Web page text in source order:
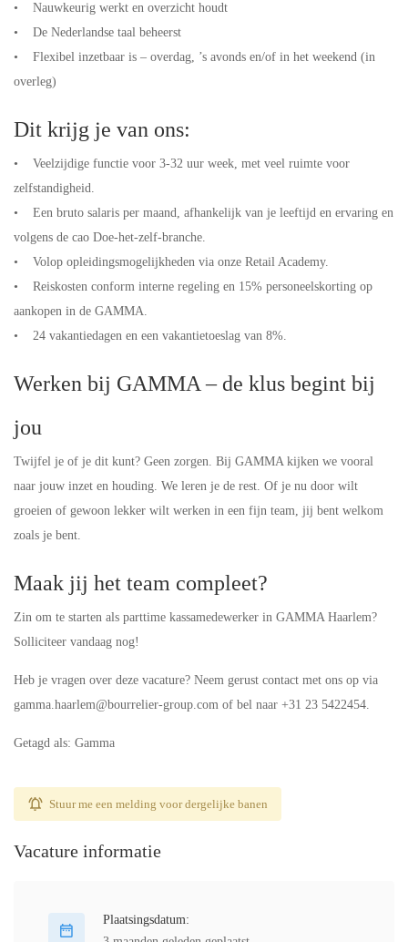
• Nauwkeurig werkt en overzicht houdt
• De Nederlandse taal beheerst
• Flexibel inzetbaar is – overdag, ’s avonds en/of in het weekend (in
overleg)
Dit krijg je van ons:
• Veelzijdige functie voor 3-32 uur week, met veel ruimte voor
zelfstandigheid.
• Een bruto salaris per maand, afhankelijk van je leeftijd en ervaring en
volgens de cao Doe-het-zelf-branche.
• Volop opleidingsmogelijkheden via onze Retail Academy.
• Reiskosten conform interne regeling en 15% personeelskorting op
aankopen in de GAMMA.
• 24 vakantiedagen en een vakantietoeslag van 8%.
Werken bij GAMMA – de klus begint bij
jou
Twijfel je of je dit kunt? Geen zorgen. Bij GAMMA kijken we vooral
naar jouw inzet en houding. We leren je de rest. Of je nu door wilt
groeien of gewoon lekker wilt werken in een fijn team, jij bent welkom
zoals je bent.
Maak jij het team compleet?
Zin om te starten als parttime kassamedewerker in GAMMA Haarlem?
Solliciteer vandaag nog!
Heb je vragen over deze vacature? Neem gerust contact met ons op via
gamma.haarlem@bourrelier-group.com of bel naar +31 23 5422454.
Getagd als: Gamma
Stuur me een melding voor dergelijke banen
Vacature informatie
Plaatsingsdatum: